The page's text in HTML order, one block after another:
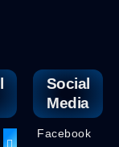
Social
Media
Facebook